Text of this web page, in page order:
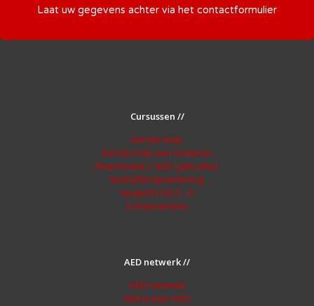
Laat uw gegevens achter via het contactformulier
Cursussen //
Eerste Hulp
Eerste Hulp aan kinderen
Reanimatie / AED-gebruiker
Bedrijfshulpverlening
Jeugd-E.H.B.O.-A
Competenties
AED netwerk //
AED netwerk
Wat is een AED